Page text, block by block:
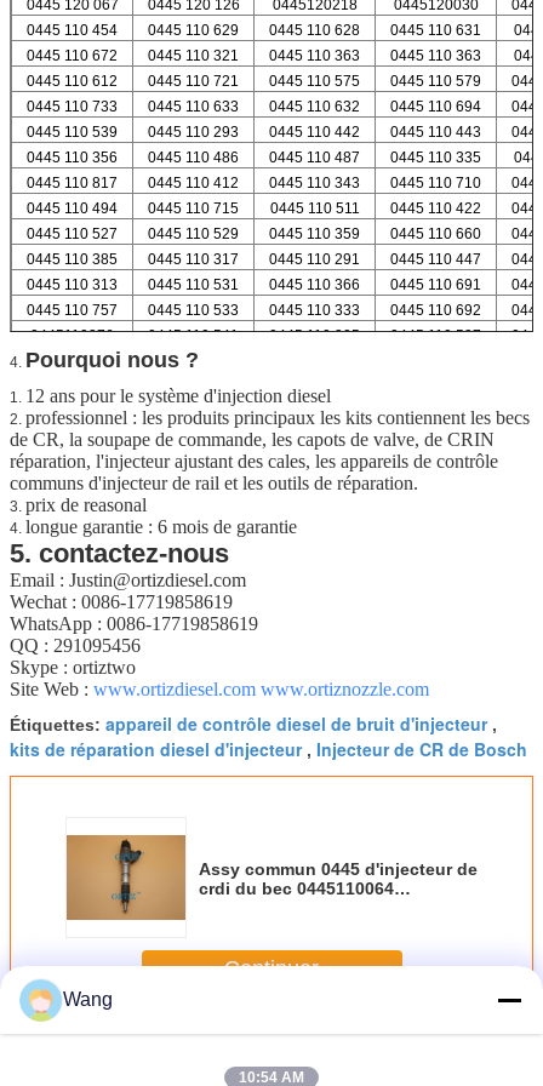
0445 120 067
0445 120 126 0445120218 0445120030
0445 110 454
0445 110 629 0445 110 628 0445 110 631
0445 110 672
0445 110 321 0445 110 363 0445 110 363
0445 110 612
0445 110 721 0445 110 575 0445 110 579
0445 110 733
0445 110 633 0445 110 632 0445 110 694
0445 110 539
0445 110 293 0445 110 442 0445 110 443
0445 110 356
0445 110 486 0445 110 487 0445 110 335
0445 110 817
0445 110 412 0445 110 343 0445 110 710
0445 110 494
0445 110 715 0445 110 511 0445 110 422
0445 110 527
0445 110 529 0445 110 359 0445 110 660
0445 110 385
0445 110 317 0445 110 291 0445 110 447
0445 110 313
0445 110 531 0445 110 366 0445 110 691
0445 110 757
0445 110 533 0445 110 333 0445 110 692
0445110376
0445 110 541 0445 110 305 0445 110 537
4. Pourquoi nous ?
1. 12 ans pour le système d'injection diesel
2. professionnel : les produits principaux les kits contiennent les becs
de CR, la soupape de commande, les capots de valve, de CRIN
réparation, l'injecteur ajustant des cales, les appareils de contrôle
communs d'injecteur de rail et les outils de réparation.
3. prix de reasonal
4. longue garantie : 6 mois de garantie
5. contactez-nous
Email : Justin@ortizdiesel.com
Wechat : 0086-17719858619
WhatsApp : 0086-17719858619
QQ : 291095456
Skype : ortiztwo
Site Web : www.ortizdiesel.com www.ortiznozzle.com
Étiquettes: appareil de contrôle diesel de bruit d'injecteur,
kits de réparation diesel d'injecteur, Injecteur de CR de Bosch
Assy commun 0445 d'injecteur de
crdi du bec 0445110064
064
Continuer
PlusInjecteur commun de rail de Bosch
Wang
10:54 AM